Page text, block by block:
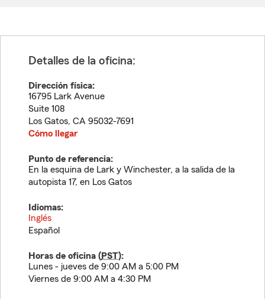
Detalles de la oficina:
Dirección física:
16795 Lark Avenue
Suite 108
Los Gatos, CA 95032-7691
Cómo llegar
Punto de referencia:
En la esquina de Lark y Winchester, a la salida de la
autopista 17, en Los Gatos
Idiomas:
Inglés
Español
Horas de oficina (PST):
Lunes - jueves de 9:00 AM a 5:00 PM
Viernes de 9:00 AM a 4:30 PM